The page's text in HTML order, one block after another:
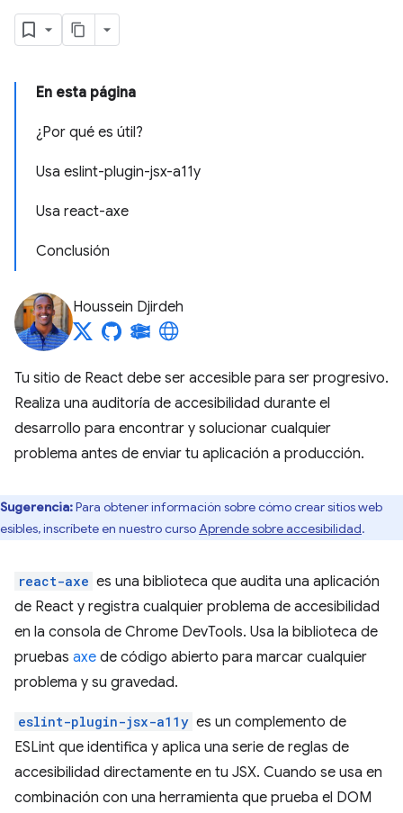
En esta página
¿Por qué es útil?
Usa eslint-plugin-jsx-a11y
Usa react-axe
Conclusión
Houssein Djirdeh
Tu sitio de React debe ser accesible para ser progresivo.
Realiza una auditoría de accesibilidad durante el
desarrollo para encontrar y solucionar cualquier
problema antes de enviar tu aplicación a producción.
Sugerencia:Para obtener información sobre cómo crear sitios web
inscríbete en nuestro cursoAprende sobre accesibilidad.
react-axe es una biblioteca que audita una aplicación
de React y registra cualquier problema de accesibilidad
en la consola de Chrome DevTools. Usa la biblioteca de
pruebas axe de código abierto para marcar cualquier
problema y su gravedad.
eslint-plugin-jsx-a11y es un complemento de
ESLint que identifica y aplica una serie de reglas de
accesibilidad directamente en tu JSX. Cuando se usa en
combinación con una herramienta que prueba el DOM